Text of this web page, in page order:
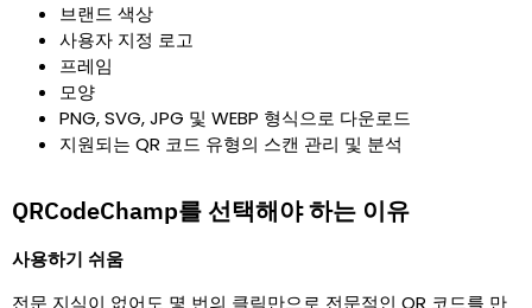
브랜드 색상
사용자 지정 로고
프레임
모양
PNG, SVG, JPG 및 WEBP 형식으로 다운로드
지원되는 QR 코드 유형의 스캔 관리 및 분석
QRCodeChamp를 선택해야 하는 이유
사용하기 쉬움
전문 지식이 없어도 몇 번의 클릭만으로 전문적인 QR 코드를 만